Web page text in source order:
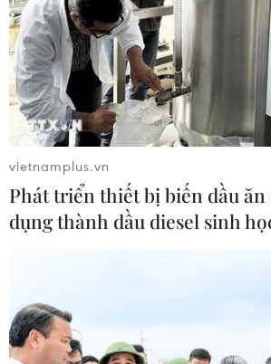
vietnamplus.vn
Phát triển thiết bị biến dầu ăn
dụng thành dầu diesel sinh